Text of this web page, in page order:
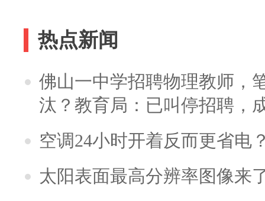
热点新闻
佛山一中学招聘物理教师，
汰？教育局：已叫停招聘，
空调24小时开着反而更省电
太阳表面最高分辨率图像来